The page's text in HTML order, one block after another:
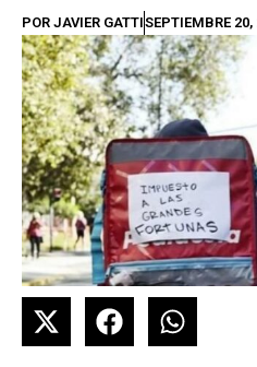
POR JAVIER GATTISEPTIEMBRE 20,